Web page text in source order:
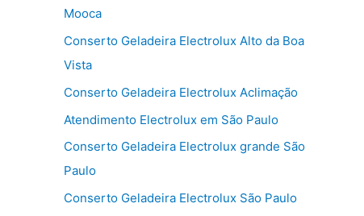
Mooca
Conserto Geladeira Electrolux Alto da Boa
Vista
Conserto Geladeira Electrolux Aclimação
Atendimento Electrolux em São Paulo
Conserto Geladeira Electrolux grande São
Paulo
Conserto Geladeira Electrolux São Paulo